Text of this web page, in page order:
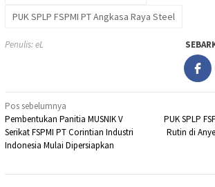
PUK SPLP FSPMI PT Angkasa Raya Steel
Penulis: eL
Navigasi
pos
Pos sebelumnya
Pembentukan Panitia MUSNIK V
Serikat FSPMI PT Corintian Industri
Indonesia Mulai Dipersiapkan
PUK SPLP
Rutin di